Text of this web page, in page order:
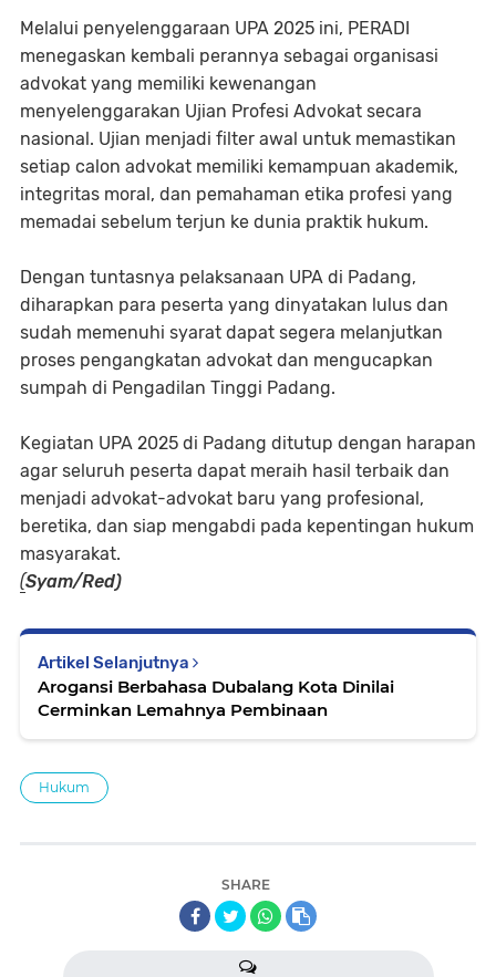
Melalui penyelenggaraan UPA 2025 ini, PERADI
menegaskan kembali perannya sebagai organisasi
advokat yang memiliki kewenangan
menyelenggarakan Ujian Profesi Advokat secara
nasional. Ujian menjadi filter awal untuk memastikan
setiap calon advokat memiliki kemampuan akademik,
integritas moral, dan pemahaman etika profesi yang
memadai sebelum terjun ke dunia praktik hukum.
Dengan tuntasnya pelaksanaan UPA di Padang,
diharapkan para peserta yang dinyatakan lulus dan
sudah memenuhi syarat dapat segera melanjutkan
proses pengangkatan advokat dan mengucapkan
sumpah di Pengadilan Tinggi Padang.
Kegiatan UPA 2025 di Padang ditutup dengan harapan
agar seluruh peserta dapat meraih hasil terbaik dan
menjadi advokat-advokat baru yang profesional,
beretika, dan siap mengabdi pada kepentingan hukum
masyarakat.
(Syam/Red)
Artikel Selanjutnya
Arogansi Berbahasa Dubalang Kota Dinilai
Cerminkan Lemahnya Pembinaan
Hukum
SHARE